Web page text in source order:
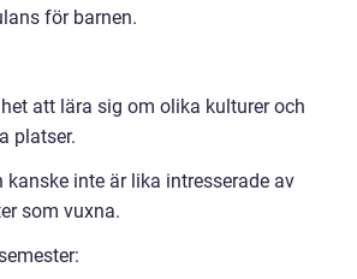
för barnen.
att lära sig om olika kulturer och
platser.
kanske inte är lika intresserade av
som vuxna.